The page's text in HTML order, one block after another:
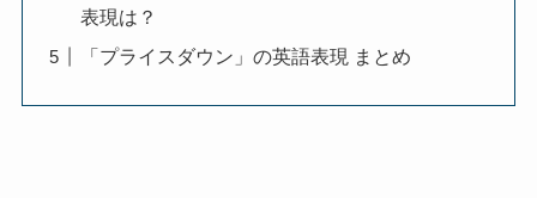
表現は？
「プライスダウン」の英語表現 まとめ